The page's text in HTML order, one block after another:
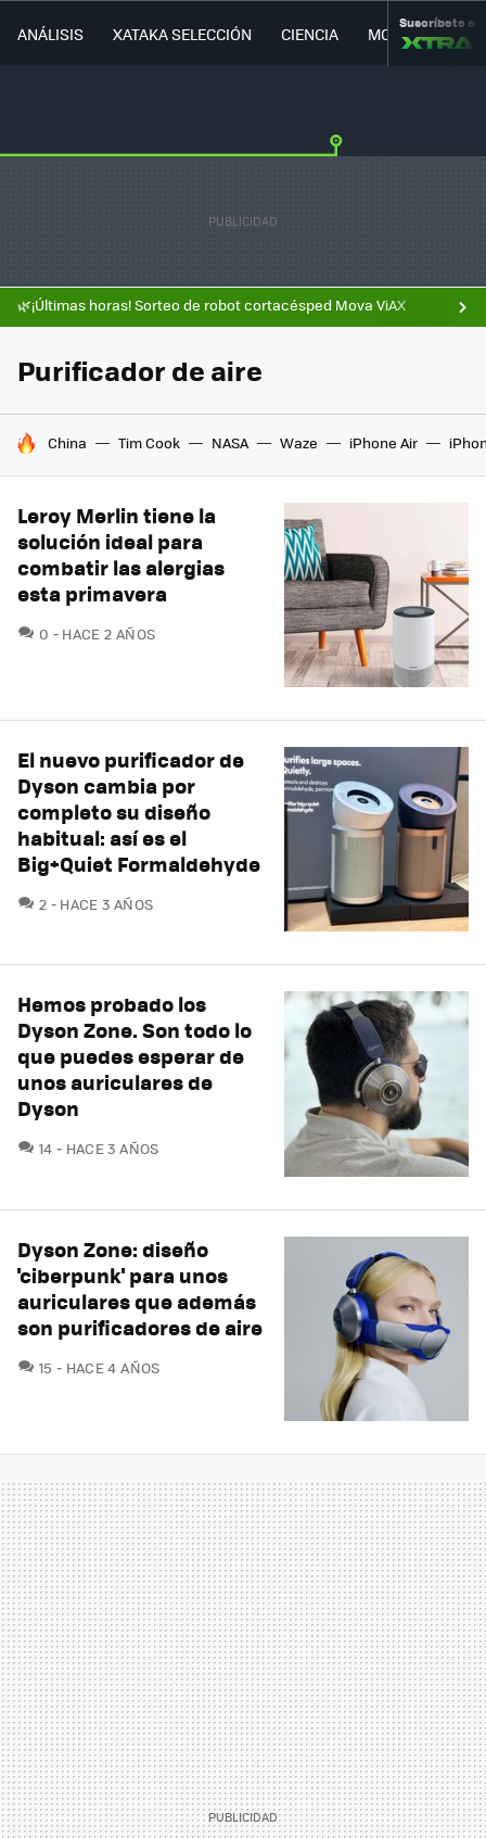
ANÁLISIS XATAKA SELECCIÓN CIENCIA MOVILIDAD
Suscríbete a
🌿¡Últimas horas! Sorteo de robot cortacésped Mova ViAX
Purificador de aire
HOY SE HABLA DE
China Tim Cook NASA Waze iPhone Air
Leroy Merlin tiene la
solución ideal para
combatir las alergias
esta primavera
0 COMENTARIOS
HACE 2 AÑOS
El nuevo purificador de
Dyson cambia por
completo su diseño
habitual: así es el
Big+Quiet Formaldehyde
2 COMENTARIOS
HACE 3 AÑOS
Hemos probado los
Dyson Zone. Son todo lo
que puedes esperar de
unos auriculares de
Dyson
14 COMENTARIOS
HACE 3 AÑOS
Dyson Zone: diseño
'ciberpunk' para unos
auriculares que además
son purificadores de aire
15 COMENTARIOS
HACE 4 AÑOS